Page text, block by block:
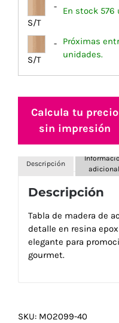
-
S/T
En stock 576
-
S/T
Próximas
unidades.
Calcula tu precio
sin impresión
Descripción
adicional
Descripción
Tabla de madera de
detalle en resina
elegante para
gourmet.
SKU: MO2099-40